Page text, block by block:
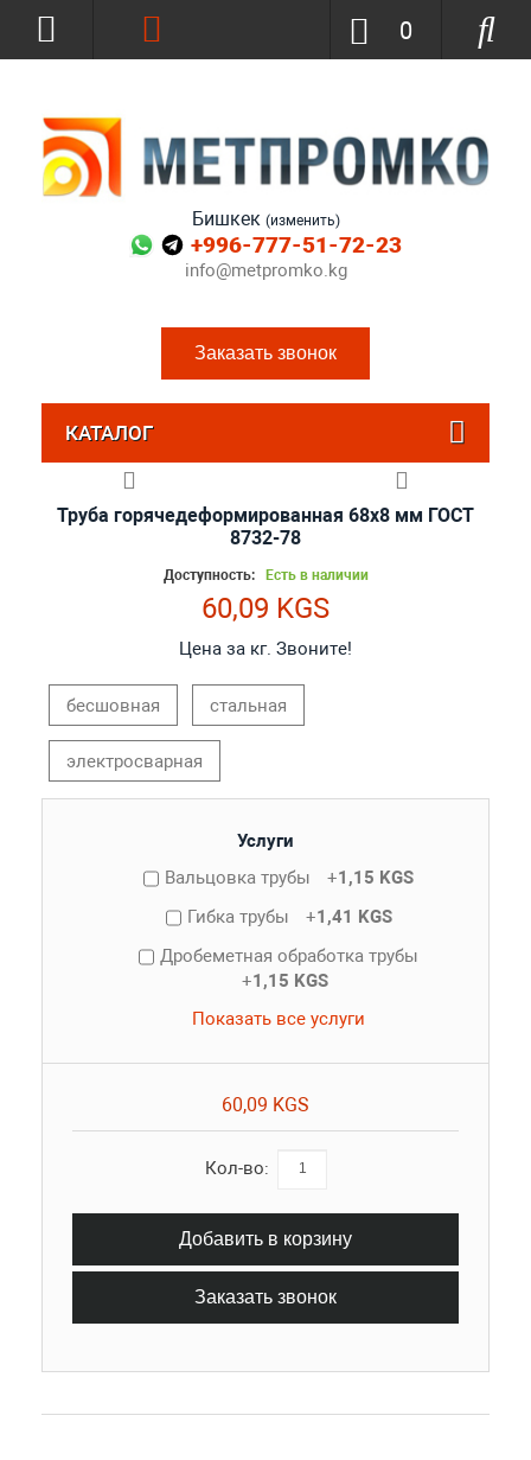
Бишкек (изменить)
+996-777-51-72-23
info@metpromko.kg
Заказать звонок
0
КАТАЛОГ
Труба горячедеформированная 68х8 мм ГОСТ
8732-78
Доступность: Есть в наличии
60,09 KGS
Цена за кг. Звоните!
бесшовная стальная
электросварная
Услуги
Вальцовка трубы
+1,15 KGS
Гибка трубы
+1,41 KGS
Дробеметная обработка трубы
+1,15 KGS
Показать все услуги
60,09 KGS
Кол-во:
Добавить в корзину
Заказать звонок